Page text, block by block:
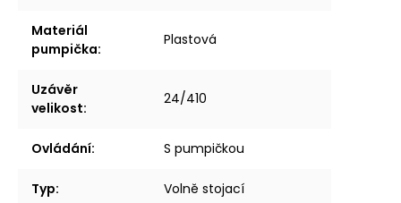
Materiál
pumpička:
Plastová
Uzávěr
velikost:
24/410
Ovládání: S pumpičkou
Typ: Volně stojací